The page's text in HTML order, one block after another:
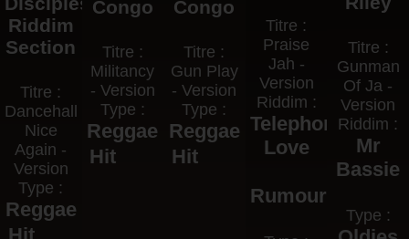
Riddim
Section
Titre :
Dancehall
Nice
Again -
Version
Type :
Reggae
Congo
Titre :
Militancy
- Version
Type :
Reggae
Hit
Congo
Titre :
Gun Play
- Version
Type :
Reggae
Hit
Titre :
Praise
Jah -
Version
Riddim :
Telephone
Love
Rumours
Titre :
Gunman
Of Ja -
Version
Riddim :
Mr
Bassie
Type :